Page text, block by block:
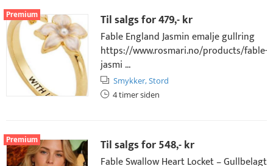
Premium Til salgs for479,- kr
Fable England Jasmin emalje gullring
https://www.rosmari.no/products/fable-
jasmi ...
Smykker,Stord
4 timer siden
Premium Til salgs for548,- kr
Fable Swallow Heart Locket – Gullbelagt